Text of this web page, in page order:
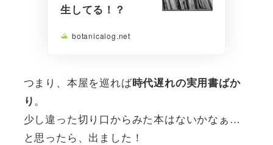
生してる！？
botanicalog.net
つまり、本屋を巡れば時代遅れの実用書ばか
り 。
少し違った切り口からみた本はないかなぁ…
と思ったら、出ました！